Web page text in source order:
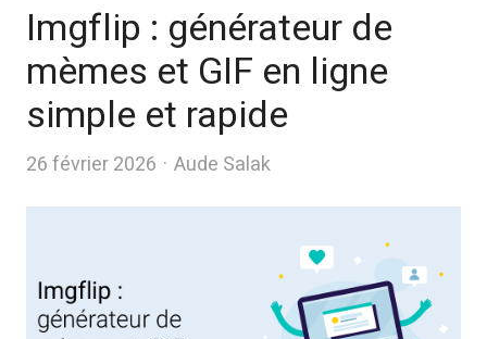
Imgflip : générateur de
mèmes et GIF en ligne
simple et rapide
26 février 2026 Author
Aude Salak